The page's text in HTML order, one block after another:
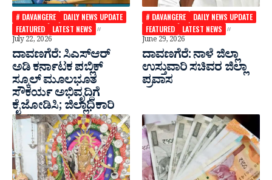
# DAVANGERE
DAILY NEWS UPDATE
FEATURED
LATEST NEWS
July 22, 2026
ದಾವಣಗೆರೆ: ಸಿಎಸ್‍ಆರ್
ಅಡಿ ಕರ್ನಾಟಕ ಪಬ್ಲಿಕ್
ಸ್ಕೂಲ್ ಮೂಲಭೂತ
ಸೌಕರ್ಯ ಅಭಿವೃದ್ದಿಗೆ
ಕೈಜೋಡಿಸಿ; ಜಿಲ್ಲಾಧಿಕಾರಿ
# DAVANGERE
DAILY NEWS UPDATE
FEATURED
LATEST NEWS
June 29, 2026
ದಾವಣಗೆರೆ: ನಾಳೆ ಜಿಲ್ಲಾ‌
ಉಸ್ತುವಾರಿ ಸಚಿವರ ಜಿಲ್ಲಾ
ಪ್ರವಾಸ